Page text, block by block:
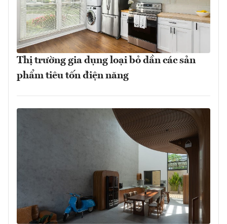
Thị trường gia dụng loại bỏ dần các sản
phẩm tiêu tốn điện năng